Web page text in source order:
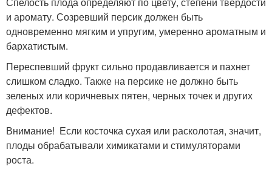
и аромату. Созревший персик должен быть
одновременно мягким и упругим, умеренно ароматным и
бархатистым.
Переспевший фрукт сильно продавливается и пахнет
слишком сладко. Также на персике не должно быть
зеленых или коричневых пятен, черных точек и других
дефектов.
Внимание! Если косточка сухая или расколотая, значит,
плоды обрабатывали химикатами и стимуляторами
роста.